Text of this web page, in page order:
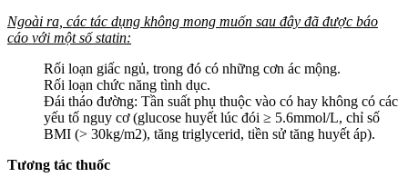
Ngoài ra, các tác dụng không mong muốn sau đây đã được báo
cáo với một số statin:
Rối loạn giấc ngủ, trong đó có những cơn ác mộng.
Rối loạn chức năng tình dục.
Đái tháo đường: Tần suất phụ thuộc vào có hay không có các
yếu tố nguy cơ (glucose huyết lúc đói ≥ 5.6mmol/L, chỉ số
BMI (> 30kg/m2), tăng triglycerid, tiền sử tăng huyết áp).
Tương tác thuốc